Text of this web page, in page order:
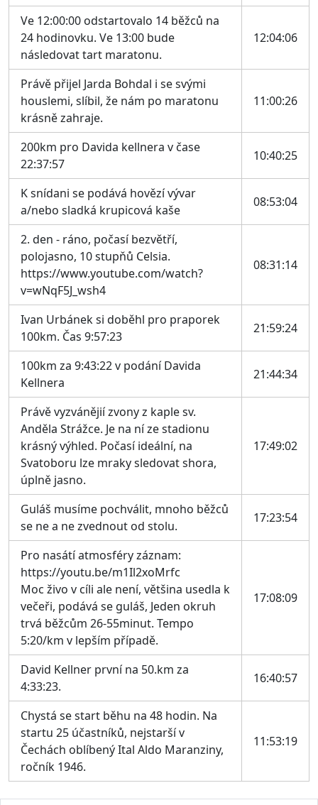
Ve 12:00:00 odstartovalo 14 běžců na
24 hodinovku. Ve 13:00 bude
následovat tart maratonu.
12:04:06
Právě přijel Jarda Bohdal i se svými
houslemi, slíbil, že nám po maratonu
krásně zahraje.
11:00:26
200km pro Davida kellnera v čase
22:37:57
10:40:25
K snídani se podává hovězí vývar
a/nebo sladká krupicová kaše
08:53:04
2. den - ráno, počasí bezvětří,
polojasno, 10 stupňů Celsia.
https://www.youtube.com/watch?
v=wNqF5J_wsh4
08:31:14
Ivan Urbánek si doběhl pro praporek
100km. Čas 9:57:23
21:59:24
100km za 9:43:22 v podání Davida
Kellnera
21:44:34
Právě vyzvánějií zvony z kaple sv.
Anděla Strážce. Je na ní ze stadionu
krásný výhled. Počasí ideální, na
Svatoboru lze mraky sledovat shora,
úplně jasno.
17:49:02
Guláš musíme pochválit, mnoho běžců
se ne a ne zvednout od stolu.
17:23:54
Pro nasátí atmosféry záznam:
https://youtu.be/m1Il2xoMrfc
Moc živo v cíli ale není, většina usedla k
večeři, podává se guláš, Jeden okruh
trvá běžcům 26-55minut. Tempo
5:20/km v lepším případě.
17:08:09
David Kellner první na 50.km za
4:33:23.
16:40:57
Chystá se start běhu na 48 hodin. Na
startu 25 účastníků, nejstarší v
Čechách oblíbený Ital Aldo Maranziny,
ročník 1946.
11:53:19